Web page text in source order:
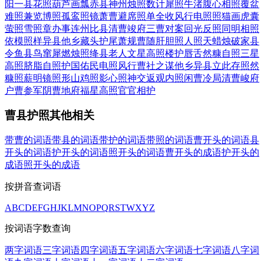
阳一县花照葫芦画瓢赤县神州烛照数计犀照牛渚腹心相照覆盆
难照兼览博照孤鸾照镜萧曹避席照单全收风行电照照猫画虎囊
萤照雪照章办事连州比县清曹竣府三曹对案回光反照同明相照
依模照样异县他乡藏头护尾萧规曹随肝胆照人 照天蜡烛破家县
令鱼县鸟窜犀燃烛照绛县老人 文星高照楼护唇舌然糠自照三星
高照脐脂自照护国佑民电照风行曹社之谋他乡异县立此存照然
糠照薪明镜照形山鸡照影心照神交返观内照闲曹冷局清曹峻府
户曹参军阴曹地府福星高照官官相护
曹县护照其他相关
带曹的词语带县的词语带护的词语带照的词语曹开头的词语县
开头的词语护开头的词语照开头的词语曹开头的成语护开头的
成语照开头的成语
按拼音查词语
ABCDEFGHJKLMNOPQRSTWXYZ
按词语字数查询
两字词语三字词语四字词语五字词语六字词语七字词语八字词